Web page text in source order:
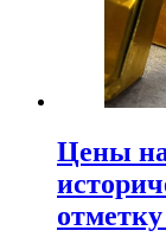
Цены на